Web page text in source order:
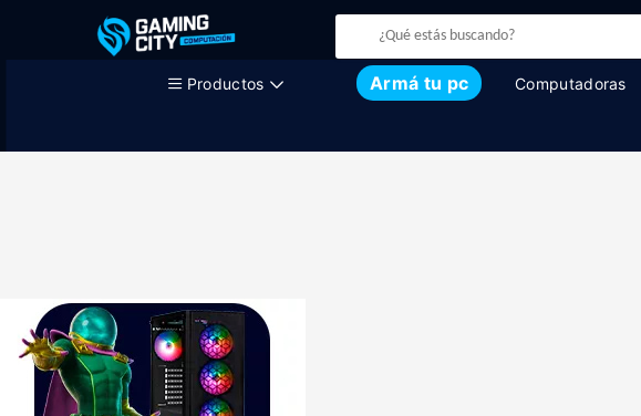
Productos Armá tu pc Computadoras